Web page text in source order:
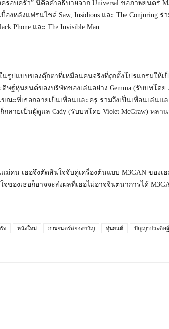
รอบครัว” นี่คือคำอธิบายจาก Universal ขอภาพยนตร์
บื้องหลังแฟรนไชส์ Saw, Insidious และ The Conjuring ร่
Phone และ The Invisible Man
รูปแบบของตุ๊กตาที่เหมือนคนจริงที่ถูกตั้งโปรแกรมให้เ
ษฐ์หุ่นยนต์ของบริษัทของเล่นอย่าง Gemma (รับบทโดย
ณะที่เธอกลายเป็นเพื่อนและครู รวมถึงเป็นเพื่อนเล่นแ
กลายเป็นผู้ดูแล Cady (รับบทโดย Violet McGraw) หลา
ม่คน เธอจึงตัดสินใจจับคู่เครื่องต้นแบบ M3GAN ของเธ
องเธอก็อาจจะส่งผลที่เธอไม่อาจจินตนาการได้
ง หนังใหม่ ภาพยนตร์สยองขวัญ หุ่นยนต์ ปัญญาประดิษฐ์